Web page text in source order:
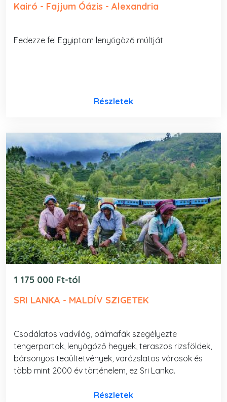
Kairó - Fajjum Óázis - Alexandria
Fedezze fel Egyiptom lenyűgöző múltját
Részletek
1 175 000 Ft-tól
SRI LANKA - MALDÍV SZIGETEK
Csodálatos vadvilág, pálmafák szegélyezte
tengerpartok, lenyűgöző hegyek, teraszos rizsföldek,
bársonyos teaültetvények, varázslatos városok és
több mint 2000 év történelem, ez Sri Lanka.
Részletek